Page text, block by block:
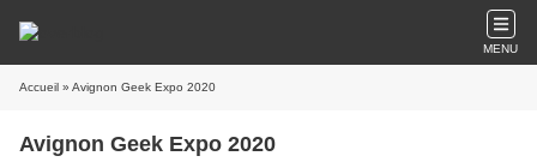
MENU
Accueil » Avignon Geek Expo 2020
Avignon Geek Expo 2020